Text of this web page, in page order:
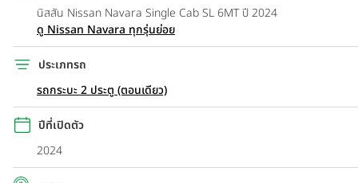
นิสสัน Nissan Navara Single Cab SL 6MT ปี 2024
ดู Nissan Navara ทุกรุ่นย่อย
ประเภทรถ
รถกระบะ 2 ประตู (ตอนเดียว)
ปีที่เปิดตัว
2024